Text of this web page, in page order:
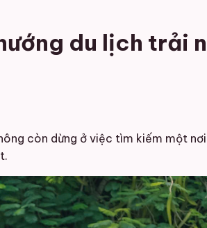
du lịch trải
còn dừng ở việc tìm kiếm một